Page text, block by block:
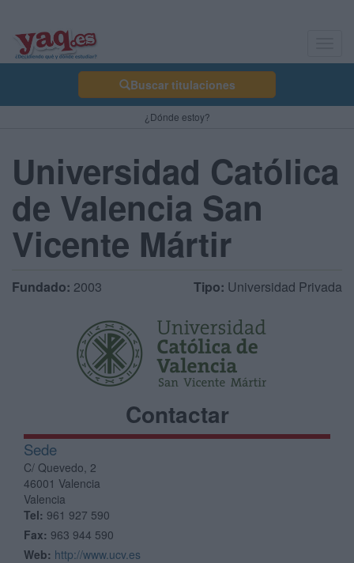
Buscar titulaciones
¿Dónde estoy?
Universidad Católica
de Valencia San
Vicente Mártir
Fundado: 2003 Tipo: Universidad Privada
Contactar
Sede
C/ Quevedo, 2
46001 Valencia
Valencia
Tel: 961 927 590
Fax: 963 944 590
Web: http://www.ucv.es